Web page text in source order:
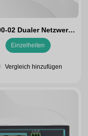
02 Dualer Netzwerk-
Router (5G+4G)
Einzelheiten
Vergleich hinzufügen